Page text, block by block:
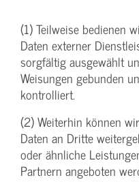
(1) Teilweise bedienen
Daten externer
sorgfältig ausgewählt
Weisungen gebunden
kontrolliert.
(2) Weiterhin können
Daten an Dritte
oder ähnliche
Partnern angeboten